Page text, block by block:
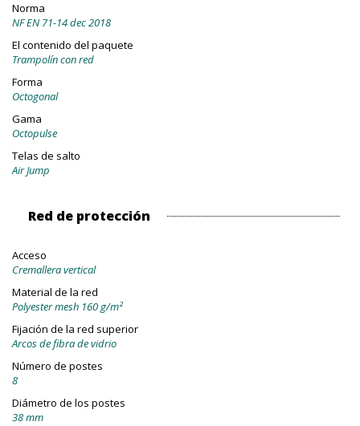
Norma
NF EN 71-14 dec 2018
El contenido del paquete
Trampolín con red
Forma
Octogonal
Gama
Octopulse
Telas de salto
Air Jump
Red de protección
Acceso
Cremallera vertical
Material de la red
Polyester mesh 160 g/m²
Fijación de la red superior
Arcos de fibra de vidrio
Número de postes
8
Diámetro de los postes
38 mm